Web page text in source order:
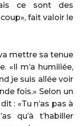
ce sont des
fait valoir le
mettre sa tenue
«Il m’a humiliée,
je suis allée voir
fois.» Selon un
: «Tu n’as pas à
qu’à t’habiller